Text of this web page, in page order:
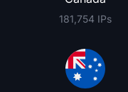
181,754 IPs